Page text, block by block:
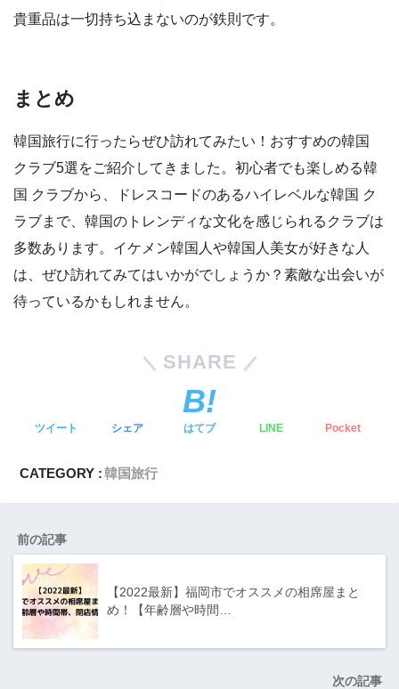
貴重品は一切持ち込まないのが鉄則です。
まとめ
韓国旅行に行ったらぜひ訪れてみたい！おすすめの韓国
クラブ5選をご紹介してきました。初心者でも楽しめる韓
国 クラブから、ドレスコードのあるハイレベルな韓国 ク
ラブまで、韓国のトレンディな文化を感じられるクラブは
多数あります。イケメン韓国人や韓国人美女が好きな人
は、ぜひ訪れてみてはいかがでしょうか？素敵な出会いが
待っているかもしれません。
SHARE
ツイート シェア はてブ LINE Pocket
CATEGORY :韓国旅行
前の記事
【2022最新】福岡市でオススメの相席屋まと
め！【年齢層や時間…
次の記事